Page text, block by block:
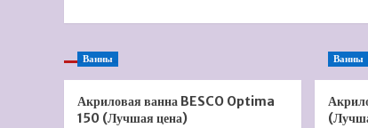
Ванны
Акриловая ванна BESCO Optima
150 (Лучшая цена)
Ванны